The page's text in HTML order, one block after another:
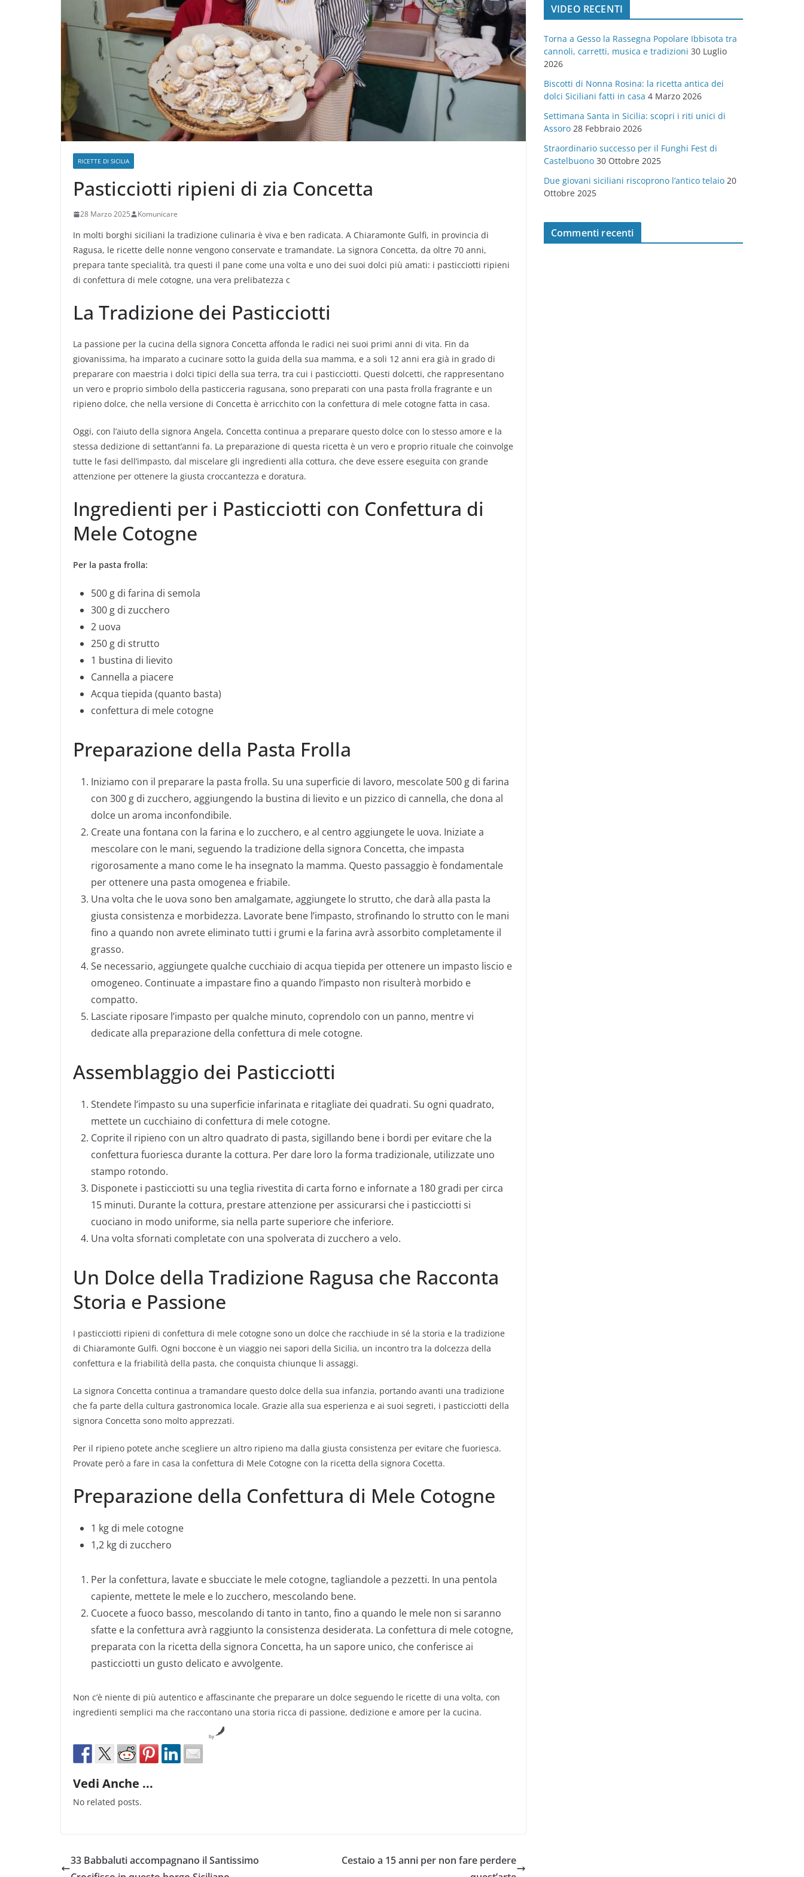
RICETTE DI SICILIA
Pasticciotti ripieni di zia Concetta
28 Marzo 2025 Komunicare
In molti borghi siciliani la tradizione culinaria è viva e ben radicata. A Chiaramonte Gulfi, in provincia di
Ragusa, le ricette delle nonne vengono conservate e tramandate. La signora Concetta, da oltre 70 anni,
prepara tante specialità, tra questi il pane come una volta e uno dei suoi dolci più amati: i pasticciotti ripieni
di confettura di mele cotogne, una vera prelibatezza c
La Tradizione dei Pasticciotti
La passione per la cucina della signora Concetta affonda le radici nei suoi primi anni di vita. Fin da
giovanissima, ha imparato a cucinare sotto la guida della sua mamma, e a soli 12 anni era già in grado di
preparare con maestria i dolci tipici della sua terra, tra cui i pasticciotti. Questi dolcetti, che rappresentano
un vero e proprio simbolo della pasticceria ragusana, sono preparati con una pasta frolla fragrante e un
ripieno dolce, che nella versione di Concetta è arricchito con la confettura di mele cotogne fatta in casa.
Oggi, con l’aiuto della signora Angela, Concetta continua a preparare questo dolce con lo stesso amore e la
stessa dedizione di settant’anni fa. La preparazione di questa ricetta è un vero e proprio rituale che coinvolge
tutte le fasi dell’impasto, dal miscelare gli ingredienti alla cottura, che deve essere eseguita con grande
attenzione per ottenere la giusta croccantezza e doratura.
Ingredienti per i Pasticciotti con Confettura di
Mele Cotogne
Per la pasta frolla:
500 g di farina di semola
300 g di zucchero
2 uova
250 g di strutto
1 bustina di lievito
Cannella a piacere
Acqua tiepida (quanto basta)
confettura di mele cotogne
Preparazione della Pasta Frolla
Iniziamo con il preparare la pasta frolla. Su una superficie di lavoro, mescolate 500 g di farina
con 300 g di zucchero, aggiungendo la bustina di lievito e un pizzico di cannella, che dona al
dolce un aroma inconfondibile.
Create una fontana con la farina e lo zucchero, e al centro aggiungete le uova. Iniziate a
mescolare con le mani, seguendo la tradizione della signora Concetta, che impasta
rigorosamente a mano come le ha insegnato la mamma. Questo passaggio è fondamentale
per ottenere una pasta omogenea e friabile.
Una volta che le uova sono ben amalgamate, aggiungete lo strutto, che darà alla pasta la
giusta consistenza e morbidezza. Lavorate bene l’impasto, strofinando lo strutto con le mani
fino a quando non avrete eliminato tutti i grumi e la farina avrà assorbito completamente il
grasso.
Se necessario, aggiungete qualche cucchiaio di acqua tiepida per ottenere un impasto liscio e
omogeneo. Continuate a impastare fino a quando l’impasto non risulterà morbido e
compatto.
Lasciate riposare l’impasto per qualche minuto, coprendolo con un panno, mentre vi
dedicate alla preparazione della confettura di mele cotogne.
Assemblaggio dei Pasticciotti
Stendete l’impasto su una superficie infarinata e ritagliate dei quadrati. Su ogni quadrato,
mettete un cucchiaino di confettura di mele cotogne.
Coprite il ripieno con un altro quadrato di pasta, sigillando bene i bordi per evitare che la
confettura fuoriesca durante la cottura. Per dare loro la forma tradizionale, utilizzate uno
stampo rotondo.
Disponete i pasticciotti su una teglia rivestita di carta forno e infornate a 180 gradi per circa
15 minuti. Durante la cottura, prestare attenzione per assicurarsi che i pasticciotti si
cuociano in modo uniforme, sia nella parte superiore che inferiore.
Una volta sfornati completate con una spolverata di zucchero a velo.
Un Dolce della Tradizione Ragusa che Racconta
Storia e Passione
I pasticciotti ripieni di confettura di mele cotogne sono un dolce che racchiude in sé la storia e la tradizione
di Chiaramonte Gulfi. Ogni boccone è un viaggio nei sapori della Sicilia, un incontro tra la dolcezza della
confettura e la friabilità della pasta, che conquista chiunque li assaggi.
La signora Concetta continua a tramandare questo dolce della sua infanzia, portando avanti una tradizione
che fa parte della cultura gastronomica locale. Grazie alla sua esperienza e ai suoi segreti, i pasticciotti della
signora Concetta sono molto apprezzati.
Per il ripieno potete anche scegliere un altro ripieno ma dalla giusta consistenza per evitare che fuoriesca.
Provate però a fare in casa la confettura di Mele Cotogne con la ricetta della signora Cocetta.
Preparazione della Confettura di Mele Cotogne
1 kg di mele cotogne
1,2 kg di zucchero
Per la confettura, lavate e sbucciate le mele cotogne, tagliandole a pezzetti. In una pentola
capiente, mettete le mele e lo zucchero, mescolando bene.
Cuocete a fuoco basso, mescolando di tanto in tanto, fino a quando le mele non si saranno
sfatte e la confettura avrà raggiunto la consistenza desiderata. La confettura di mele cotogne,
preparata con la ricetta della signora Concetta, ha un sapore unico, che conferisce ai
pasticciotti un gusto delicato e avvolgente.
Non c’è niente di più autentico e affascinante che preparare un dolce seguendo le ricette di una volta, con
ingredienti semplici ma che raccontano una storia ricca di passione, dedizione e amore per la cucina.
by
Vedi Anche ...
No related posts.
33 Babbaluti accompagnano il Santissimo
Cestaio a 15 anni per non fare perdere
o
r
e
VIDEO RECENTI
Torna a Gesso la Rassegna Popolare Ibbisota tra
cannoli, carretti, musica e tradizioni 30 Luglio
2026
Biscotti di Nonna Rosina: la ricetta antica dei
dolci Siciliani fatti in casa 4 Marzo 2026
Settimana Santa in Sicilia: scopri i riti unici di
Assoro 28 Febbraio 2026
Straordinario successo per il Funghi Fest di
Castelbuono 30 Ottobre 2025
Due giovani siciliani riscoprono l’antico telaio 20
Ottobre 2025
Commenti recenti